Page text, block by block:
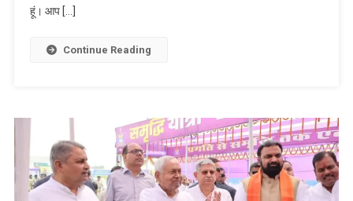
हूं। आप […]
Continue Reading